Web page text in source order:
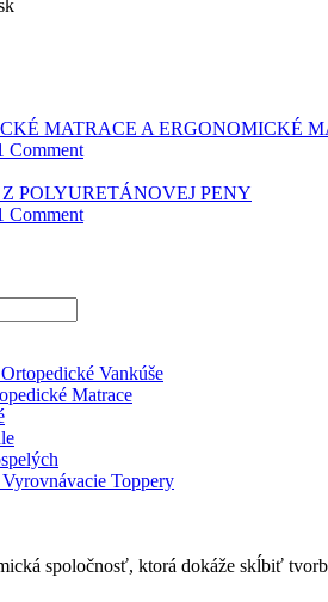
MATRACE A ERGONOMICKÉ
Comment
POLYURETÁNOVEJ PENY
Comment
Vankúše
Matrace
Toppery
spoločnosť, ktorá dokáže skĺbiť